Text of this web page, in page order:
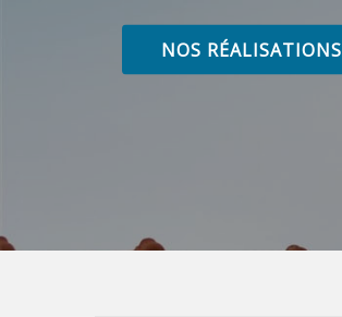
NOS RÉALISATIONS